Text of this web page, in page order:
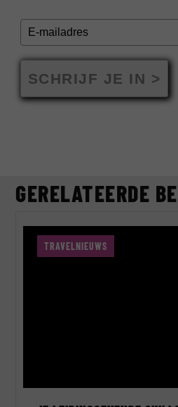
SCHRIJF JE IN >
GERELATEERDE
TRAVELNIEUWS